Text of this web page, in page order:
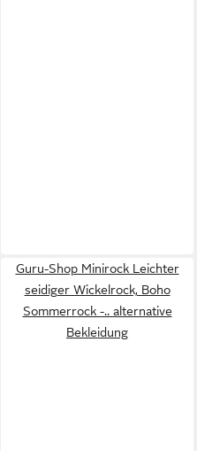
Guru-Shop Minirock Leichter
seidiger Wickelrock, Boho
Sommerrock -.. alternative
Bekleidung